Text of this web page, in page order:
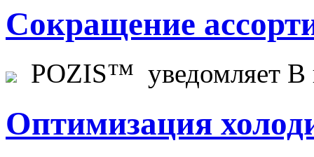
Сокращение
POZIS™ уведомляет В
Оптимизация